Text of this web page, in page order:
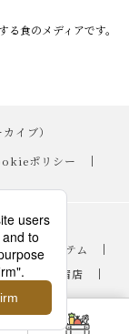
食のメディアです。
イブ）
ポリシー
｜
すすめアイテム
｜
伊勢丹新宿店
｜
占い